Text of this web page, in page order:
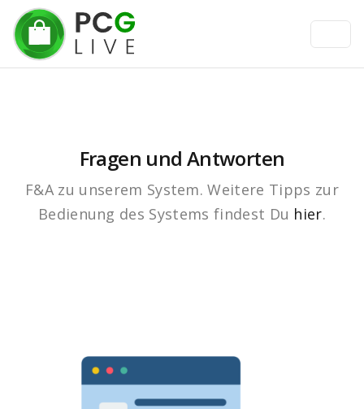
Fragen und Antworten
F&A zu unserem System. Weitere Tipps zur
Bedienung des Systems findest Du hier.